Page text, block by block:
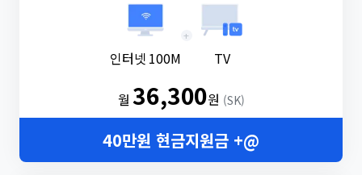
인터넷 100M
+
TV
월36,300원 (SK)
40만원 현금지원금 +@